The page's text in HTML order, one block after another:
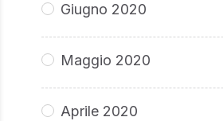
Giugno 2020
Maggio 2020
Aprile 2020